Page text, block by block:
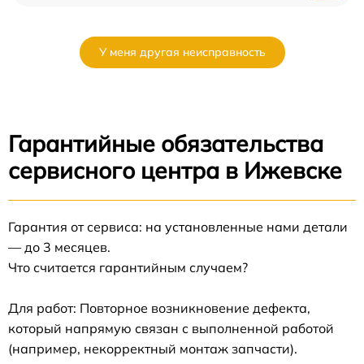
У меня другая неисправность
Гарантийные обязательства
сервисного центра в Ижевске
Гарантия от сервиса: на установленные нами детали
— до 3 месяцев.
Что считается гарантийным случаем?
Для работ: Повторное возникновение дефекта,
который напрямую связан с выполненной работой
(например, некорректный монтаж запчасти).